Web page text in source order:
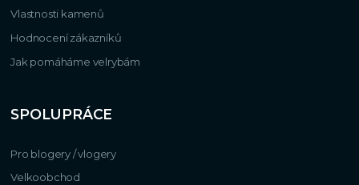
Vlastnosti kamenů
Hodnocení zákazníků
Jak pomáháme velrybám
SPOLUPRÁCE
Pro blogery / vlogery
Velkoobchod